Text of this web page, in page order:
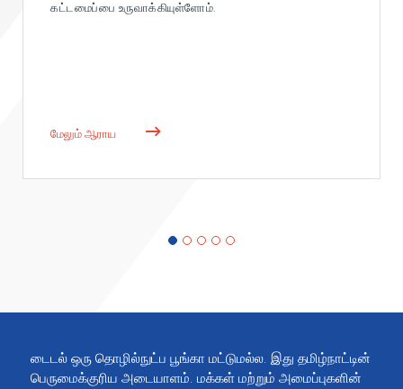
பகுதிகளிலும் ஒரு பன்னாட்டுச் சூழலை உள்வாங்கி
மேலும் ஆராய
டைடல் ஒரு தொழில்நுட்ப பூங்கா மட்டுமல்ல. இது தமிழ்நாட்டின்
பெருமைக்குரிய அடையாளம். மக்கள் மற்றும் அமைப்புகளின்